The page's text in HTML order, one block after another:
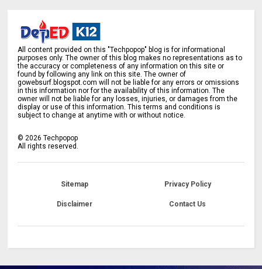
All content provided on this "Techpopop" blog is for informational
purposes only. The owner of this blog makes no representations as to
the accuracy or completeness of any information on this site or
found by following any link on this site. The owner of
gowebsurf.blogspot.com will not be liable for any errors or omissions
in this information nor for the availability of this information. The
owner will not be liable for any losses, injuries, or damages from the
display or use of this information. This terms and conditions is
subject to change at anytime with or without notice.
©2026 Techpopop
All rights reserved.
Sitemap Privacy Policy
Disclaimer Contact Us